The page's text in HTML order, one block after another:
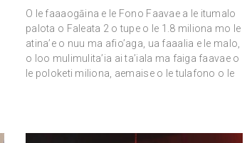
O le faaaogāina e le Fono Faavae a le itumalo
palota o Faleata 2 o tupe o le 1.8 miliona mo le
atina’e o nuu ma afio’aga, ua faaalia e le malo,
o loo mulimulita’ia ai ta’iala ma faiga faavae o
le poloketi miliona, aemaise o le tulafono o le